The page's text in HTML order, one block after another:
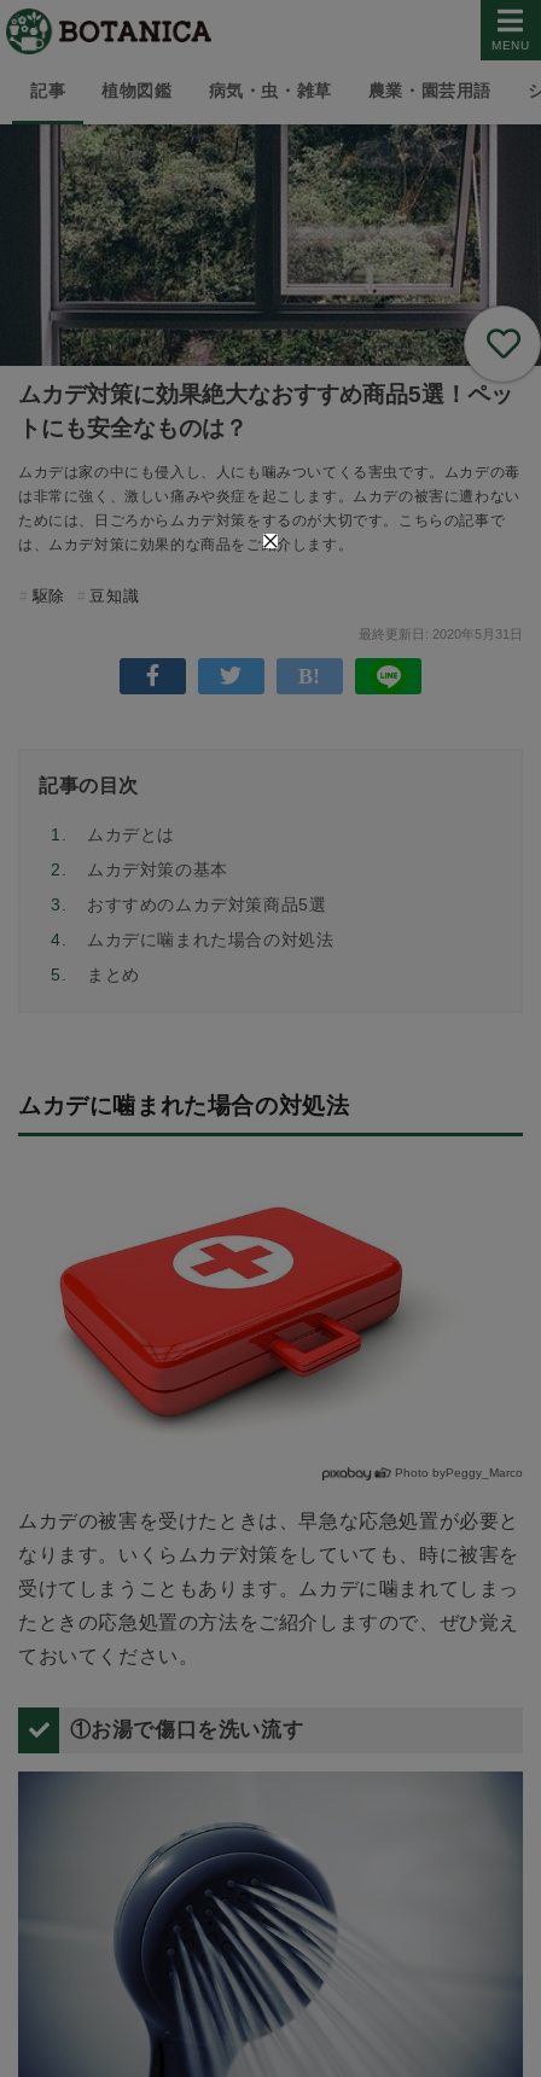
MENU
記事 植物図鑑 病気・虫・雑草 農業・園芸用語
ムカデ対策に効果絶大なおすすめ商品5選！ペッ
トにも安全なものは？
ムカデは家の中にも侵入し、人にも噛みついてくる害虫です。ムカデの毒
は非常に強く、激しい痛みや炎症を起こします。ムカデの被害に遭わない
ためには、日ごろからムカデ対策をするのが大切です。こちらの記事で
は、ムカデ対策に効果的な商品をご紹介します。
駆除 豆知識
最終更新日: 2020年5月31日
記事の目次
1.
ムカデとは
2.
ムカデ対策の基本
3.
おすすめのムカデ対策商品5選
4.
ムカデに噛まれた場合の対処法
5.
まとめ
ムカデに噛まれた場合の対処法
Photo byPeggy_Marco
ムカデの被害を受けたときは、早急な応急処置が必要と
なります。いくらムカデ対策をしていても、時に被害を
受けてしまうこともあります。ムカデに噛まれてしまっ
たときの応急処置の方法をご紹介しますので、ぜひ覚え
ておいてください。
①お湯で傷口を洗い流す